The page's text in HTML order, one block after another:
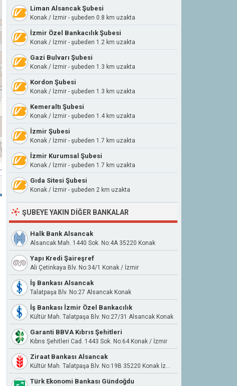
Liman Alsancak Şubesi
Konak / İzmir - şubeden 0.8 km uzakta
İzmir Özel Bankacılık Şubesi
Konak / İzmir - şubeden 1.2 km uzakta
Gazi Bulvarı Şubesi
Konak / İzmir - şubeden 1.3 km uzakta
Kordon Şubesi
Konak / İzmir - şubeden 1.3 km uzakta
Kemeraltı Şubesi
Konak / İzmir - şubeden 1.4 km uzakta
İzmir Şubesi
Konak / İzmir - şubeden 1.7 km uzakta
İzmir Kurumsal Şubesi
Konak / İzmir - şubeden 1.7 km uzakta
Gıda Sitesi Şubesi
Konak / İzmir - şubeden 2 km uzakta
ŞUBEYE YAKIN DIĞER BANKALAR
Halk Bank Alsancak
Alsancak Mah. 1440 Sok. No:4A 35220 Konak
Yapı Kredi Şaireşref
Ali Çetinkaya Blv. No:34/1 Konak / İzmir
İş Bankası Alsancak
Talatpaşa Blv. No:27 Alsancak Konak
İş Bankası İzmir Özel Bankacılık
Kültür Mah. Talatpaşa Blv. No:27/31 Alsancak Konak
Garanti BBVA Kıbrıs Şehitleri
Kıbrıs Şehitleri Cad. 1443 Sok. No:64 Konak / İzmir
Ziraat Bankası Alsancak
Kültür Mah. Talatpaşa Blv. No:19B 35220 Konak İzmir
Türk Ekonomi Bankası Gündoğdu